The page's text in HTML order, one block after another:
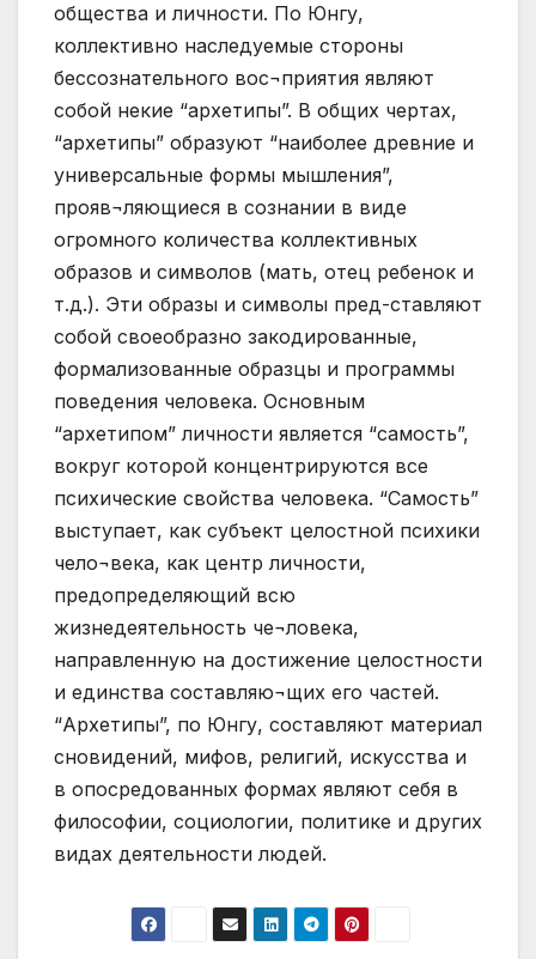
общества и личности. По Юнгу,
коллективно наследуемые стороны
бессознательного вос¬приятия являют
собой некие “архетипы”. В общих чертах,
“архетипы” образуют “наиболее древние и
универсальные формы мышления”,
прояв¬ляющиеся в сознании в виде
огромного количества коллективных
образов и символов (мать, отец ребенок и
т.д.). Эти образы и символы пред-ставляют
собой своеобразно закодированные,
формализованные образцы и программы
поведения человека. Основным
“архетипом” личности является “самость”,
вокруг которой концентрируются все
психические свойства человека. “Самость”
выступает, как субъект целостной психики
чело¬века, как центр личности,
предопределяющий всю
жизнедеятельность че¬ловека,
направленную на достижение целостности
и единства составляю¬щих его частей.
“Архетипы”, по Юнгу, составляют материал
сновидений, мифов, религий, искусства и
в опосредованных формах являют себя в
философии, социологии, политике и других
видах деятельности людей.